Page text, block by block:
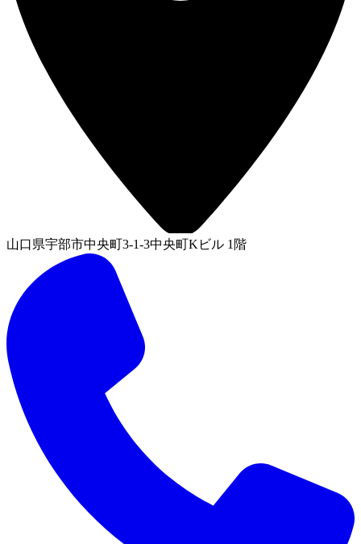
山口県宇部市中央町3-1-3中央町Kビル 1階